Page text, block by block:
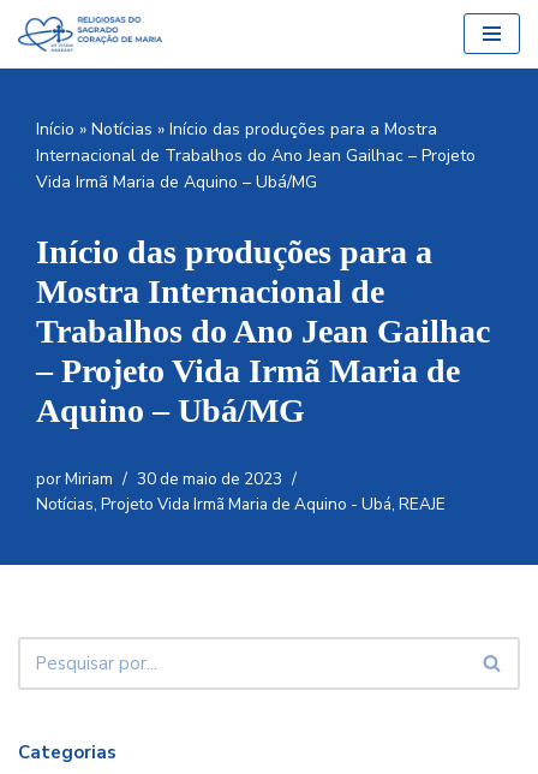
Pular
conteúdo
Início » Notícias » Início das produções para a Mostra
Internacional de Trabalhos do Ano Jean Gailhac – Projeto
Vida Irmã Maria de Aquino – Ubá/MG
Início das produções para a
Mostra Internacional de
Trabalhos do Ano Jean Gailhac
– Projeto Vida Irmã Maria de
Aquino – Ubá/MG
porMiriam
30 de maio de 2023
Notícias, Projeto Vida Irmã Maria de Aquino - Ubá, REAJE
Categorias